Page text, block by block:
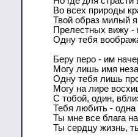
Во всех природы
Твой образ милый
Прелестных вижу -
Одну тебя
Беру перо - им
Могу лишь имя
Одну тебя лишь
Могу на лире
С тобой, один,
Тебя любить - одна
Ты мне все блага
Ты сердцу жизнь,